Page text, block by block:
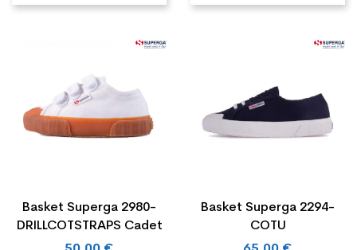
Basket Superga 2980-
DRILLCOTSTRAPS Cadet
Basket Superga 2294-
COTU